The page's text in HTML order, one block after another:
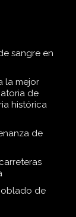
sangre en
la mejor
de
histórica
de
de